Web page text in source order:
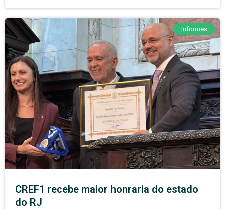
Informes
CREF1 recebe maior honraria do estado
do RJ